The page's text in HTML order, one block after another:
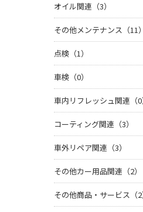
オイル関連（3）
その他メンテナンス（11）
点検（1）
車検（0）
車内リフレッシュ関連（0
コーティング関連（3）
車外リペア関連（3）
その他カー用品関連（2）
その他商品・サービス（2